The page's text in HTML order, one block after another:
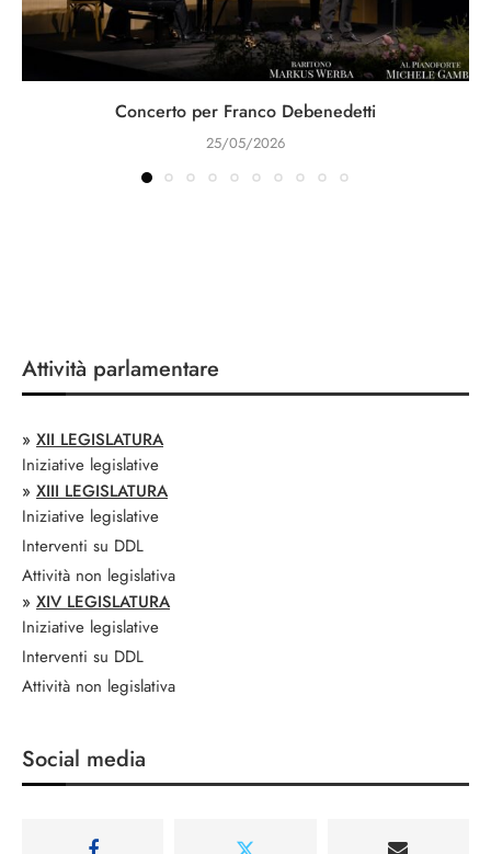
Concerto per Franco Debenedetti
25/05/2026
Attività parlamentare
» XII LEGISLATURA
Iniziative legislative
» XIII LEGISLATURA
Iniziative legislative
Interventi su DDL
Attività non legislativa
» XIV LEGISLATURA
Iniziative legislative
Interventi su DDL
Attività non legislativa
Social media